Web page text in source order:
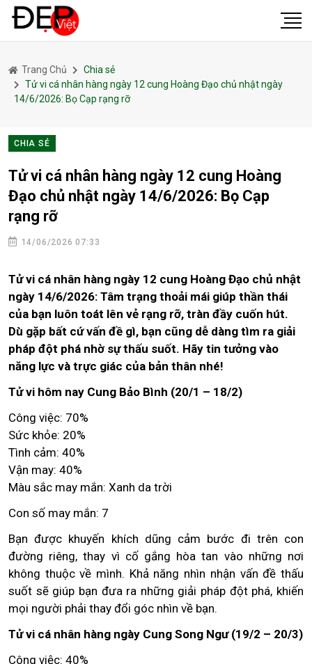
Trang Chủ
Chia sẻ
Tử vi cá nhân hàng ngày 12 cung Hoàng Đạo chủ nhật ngày
14/6/2026: Bọ Cạp rạng rỡ
CHIA SẺ
Tử vi cá nhân hàng ngày 12 cung Hoàng
Đạo chủ nhật ngày 14/6/2026: Bọ Cạp
rạng rỡ
14/06/2026 07:33
Tử vi cá nhân hàng ngày 12 cung Hoàng Đạo chủ nhật
ngày 14/6/2026: Tâm trạng thoải mái giúp thần thái
của bạn luôn toát lên vẻ rạng rỡ, tràn đầy cuốn hút.
Dù gặp bất cứ vấn đề gì, bạn cũng dễ dàng tìm ra giải
pháp đột phá nhờ sự thấu suốt. Hãy tin tưởng vào
năng lực và trực giác của bản thân nhé!
Tử vi hôm nay Cung Bảo Bình (20/1 – 18/2)
Công việc: 70%
Sức khỏe: 20%
Tình cảm: 40%
Vận may: 40%
Màu sắc may mắn: Xanh da trời
Con số may mắn: 7
Bạn được khuyến khích dũng cảm bước đi trên con
đường riêng, thay vì cố gắng hòa tan vào những nơi
không thuộc về mình. Khả năng nhìn nhận vấn đề thấu
suốt sẽ giúp bạn đưa ra những giải pháp đột phá, khiến
mọi người phải thay đổi góc nhìn về bạn.
Tử vi cá nhân hàng ngày Cung Song Ngư (19/2 – 20/3)
Công việc: 40%